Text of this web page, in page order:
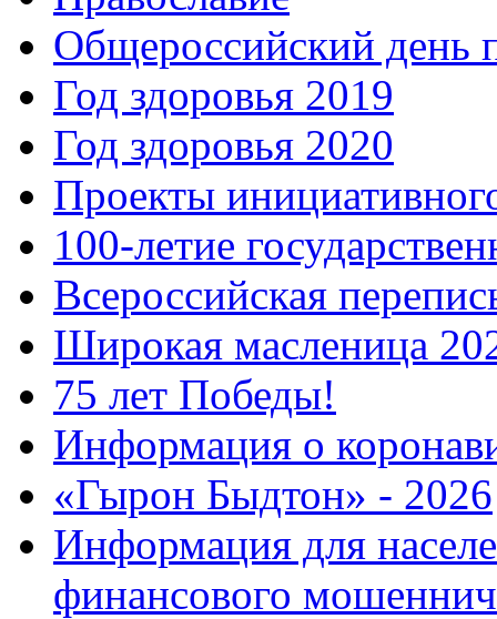
Общероссийский день
Год здоровья 2019
Год здоровья 2020
Проекты
100-летие
Всероссийская
Широкая масленица
75 лет Победы!
Информация о
«Гырон Быдтон» - 2026
Информация для
финансового